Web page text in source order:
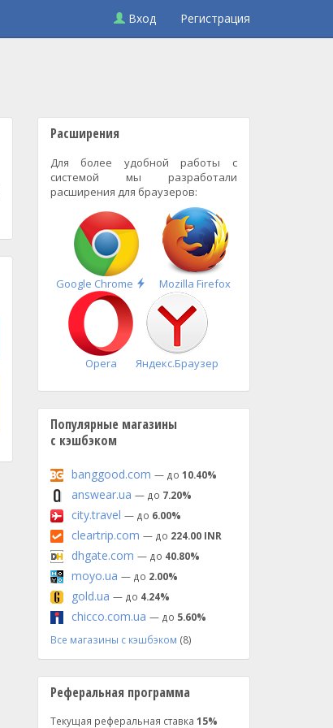
Вход Регистрация
Расширения
Для более удобной работы с
системой мы разработали
расширения для браузеров:
Google Chrome
Быстрая
установка
Mozilla Firefox
Opera Яндекс.Браузер
Популярные магазины
с кэшбэком
banggood.com — до 10.40%
answear.ua — до 7.20%
city.travel — до 6.00%
cleartrip.com — до 224.00 INR
dhgate.com — до 40.80%
moyo.ua — до 2.00%
gold.ua — до 4.24%
chicco.com.ua — до 5.60%
Все магазины с кэшбэком (8)
Реферальная программа
Текущая реферальная ставка 15%